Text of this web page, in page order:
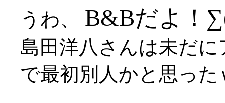
うわ、 B&Bだよ！
島田洋八さんは未だ
で最初別人かと思った